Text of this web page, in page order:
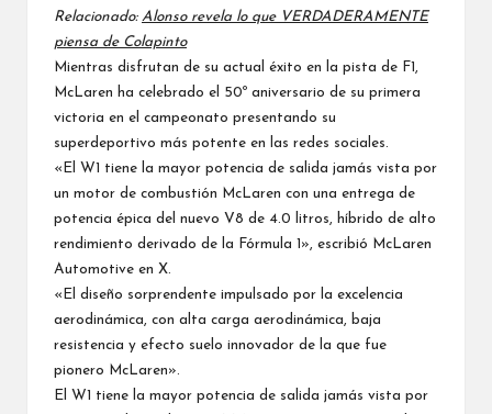
Relacionado: Alonso revela lo que VERDADERAMENTE
piensa de Colapinto
Mientras disfrutan de su actual éxito en la pista de F1,
McLaren ha celebrado el 50º aniversario de su primera
victoria en el campeonato presentando su
superdeportivo más potente en las redes sociales.
«El W1 tiene la mayor potencia de salida jamás vista por
un motor de combustión McLaren con una entrega de
potencia épica del nuevo V8 de 4.0 litros, híbrido de alto
rendimiento derivado de la Fórmula 1», escribió McLaren
Automotive en X.
«El diseño sorprendente impulsado por la excelencia
aerodinámica, con alta carga aerodinámica, baja
resistencia y efecto suelo innovador de la que fue
pionero McLaren».
El W1 tiene la mayor potencia de salida jamás vista por